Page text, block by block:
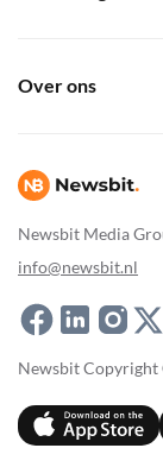
Newsbit Media
info@newsbit.nl
Over ons
Newsbit